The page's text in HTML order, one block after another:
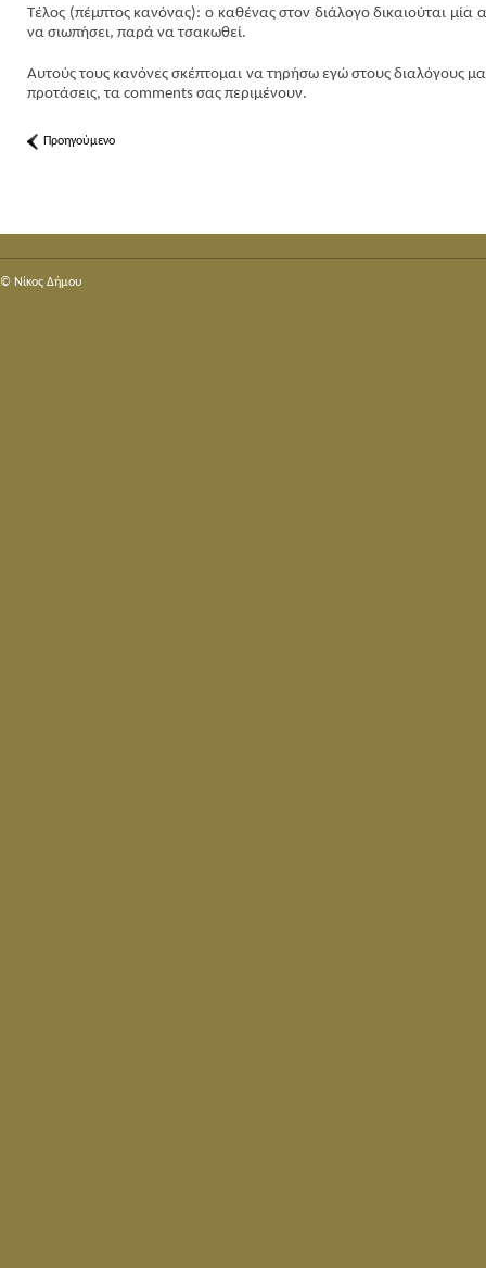
Τέλος (πέμπτος κανόνας): ο καθένας στον διάλογο δικαιούται
να σιωπήσει, παρά να τσακωθεί.
Αυτούς τους κανόνες σκέπτομαι να τηρήσω εγώ στους διαλόγους
προτάσεις, τα comments σας περιμένουν.
Προηγούμενο
© Nίκος Δήμου